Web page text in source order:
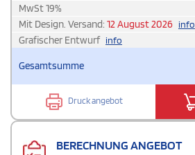
MwSt19%
Mit Design. Versand: 12 August 2026 info
Grafischer Entwurf info
Gesamtsumme
Druck angebot
BERECHNUNG ANGEBOT